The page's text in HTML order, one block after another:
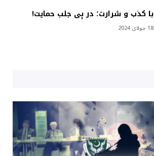
با کذب و شرارت؛ در پی جلب حمایت!
18 جولای 2024